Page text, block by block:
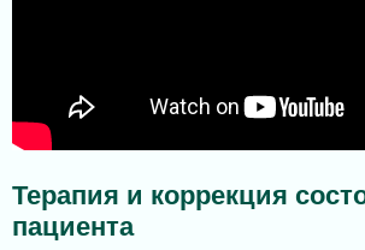
Терапия и коррекция
пациента